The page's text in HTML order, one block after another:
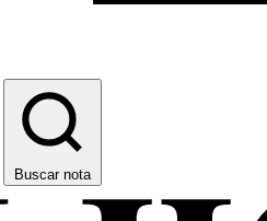
Buscar nota